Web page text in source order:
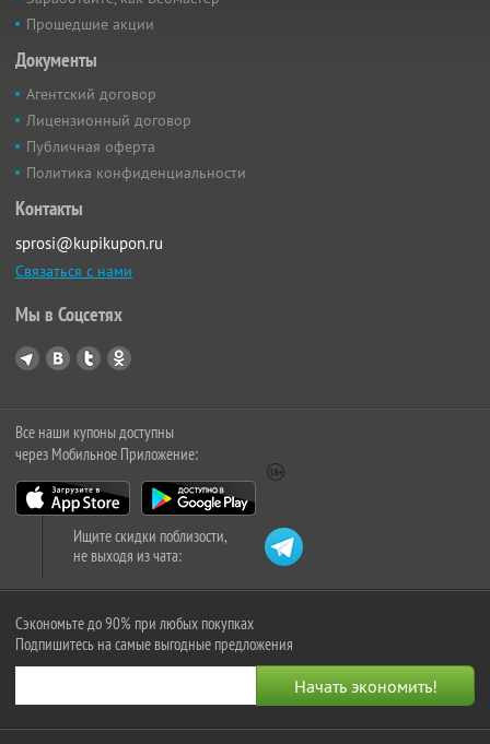
Прошедшие акции
Документы
Агентский договор
Лицензионный договор
Публичная оферта
Политика конфиденциальности
Контакты
sprosi@kupikupon.ru
Связаться с нами
Мы в Соцсетях
Все наши купоны доступны
через Мобильное Приложение:
Ищите скидки поблизости,
не выходя из чата:
Сэкономьте до 90% при любых покупках
Подпишитесь на самые выгодные предложения